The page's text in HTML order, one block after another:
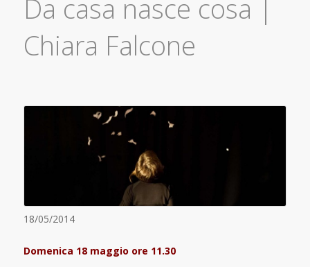
Da casa nasce cosa |
Chiara Falcone
18/05/2014
Domenica 18 maggio ore 11.30